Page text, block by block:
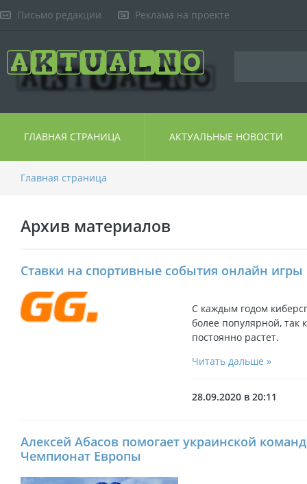
Письмо редакции Реклама на проекте
ГЛАВНАЯ СТРАНИЦА АКТУАЛЬНЫЕ НОВОСТИ
Главная страница
Архив материалов
Ставки на спортивные события онлайн игры
С каждым годом
более популярной, так
постоянно растет.
Читать дальше »
28.09.2020 в 20:11
Алексей Абасов помогает украинской
Чемпионат Европы